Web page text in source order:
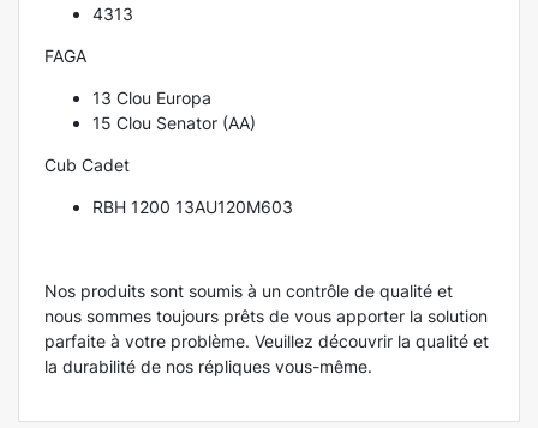
4313
FAGA
13 Clou Europa
15 Clou Senator (AA)
Cub Cadet
RBH 1200 13AU120M603
Nos produits sont soumis à un contrôle de qualité et
nous sommes toujours prêts de vous apporter la solution
parfaite à votre problème. Veuillez découvrir la qualité et
la durabilité de nos répliques vous-même.